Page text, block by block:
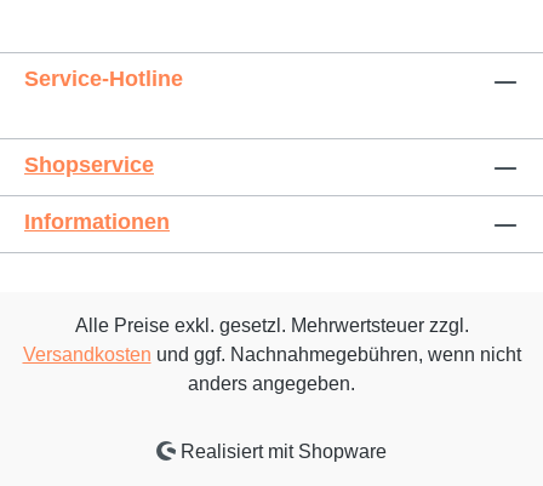
Service-Hotline
Shopservice
Informationen
Alle Preise exkl. gesetzl. Mehrwertsteuer zzgl.
Versandkosten und ggf. Nachnahmegebühren, wenn nicht
anders angegeben.
Realisiert mit Shopware